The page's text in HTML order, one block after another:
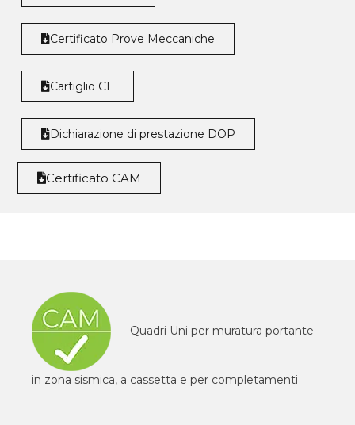
Certificato Prove Meccaniche
Cartiglio CE
Dichiarazione di prestazione DOP
Certificato CAM
Quadri Uni per muratura portante
in zona sismica, a cassetta e per completamenti